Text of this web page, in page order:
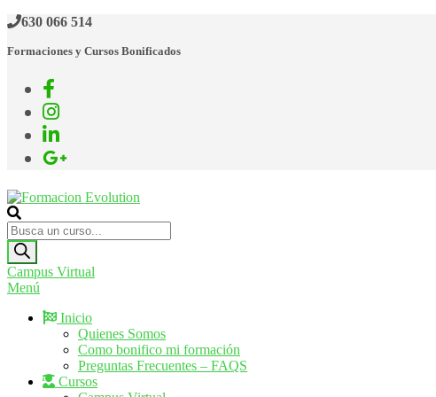
Saltar
contenido
630 066 514
Formaciones y Cursos Bonificados
Formacion Evolution
Cursos de formación continua
Búsqueda
de
productos
Campus Virtual
Menú
Inicio
Quienes Somos
Como bonifico mi formación
Preguntas Frecuentes – FAQS
Cursos